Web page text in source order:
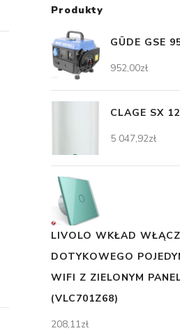
Produkty
GÜDE GSE
952,00zł
CLAGE SX
5 047,92zł
LIVOLO WKŁAD
DOTYKOWEGO
WIFI Z ZIELONYM
(VLC701Z68)
208,11zł